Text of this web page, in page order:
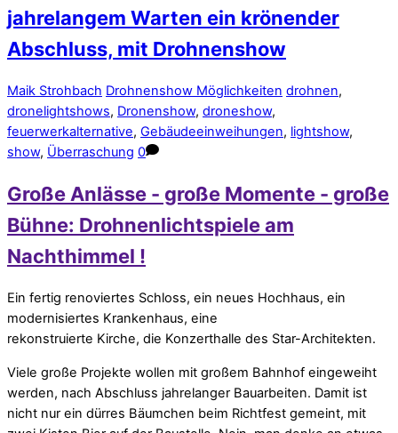
jahrelangem Warten ein krönender
Abschluss, mit Drohnenshow
Maik Strohbach Drohnenshow Möglichkeiten drohnen,
dronelightshows, Dronenshow, droneshow,
feuerwerkalternative, Gebäudeeinweihungen, lightshow,
show, Überraschung 0
Große Anlässe - große Momente - große
Bühne: Drohnenlichtspiele am
Nachthimmel !
Ein fertig renoviertes Schloss, ein neues Hochhaus, ein
modernisiertes Krankenhaus, eine
rekonstruierte Kirche, die Konzerthalle des Star-Architekten.
Viele große Projekte wollen mit großem Bahnhof eingeweiht
werden, nach Abschluss jahrelanger Bauarbeiten. Damit ist
nicht nur ein dürres Bäumchen beim Richtfest gemeint, mit